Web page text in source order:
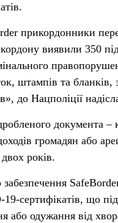
прикордонники
виявили 350
штампів та бланків,
до Нацполіції
документа –
громадян або
років.
сертифікатів, що
або одужання від